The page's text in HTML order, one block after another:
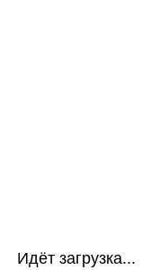
Идёт загрузка...